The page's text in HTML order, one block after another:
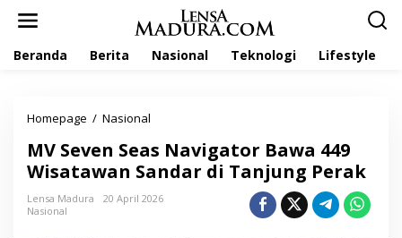
Beranda Berita Nasional Teknologi Lifestyle
Homepage / Nasional
S
e
v
e
MV Seven Seas Navigator Bawa 449
Wisatawan Sandar di Tanjung Perak
Lensa Madura
20 April 2026
Nasional